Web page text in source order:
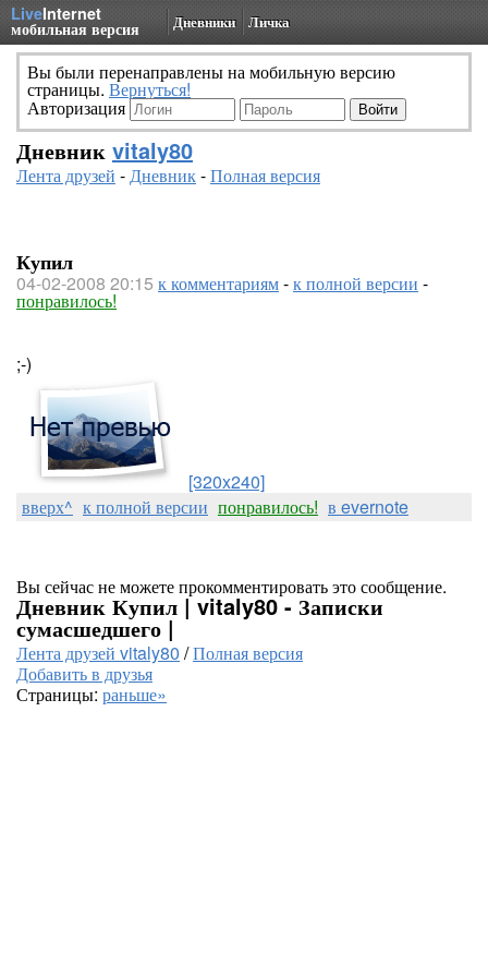
LiveInternet
мобильная версия Дневники Личка
Вы были перенаправлены на мобильную версию
страницы. Вернуться!
Авторизация
Дневник vitaly80
Лента друзей -Дневник-Полная версия
Купил
04-02-2008 20:15 к комментариям-к полной версии -
понравилось!
;-)
[320x240]
вверх^ к полной версии понравилось! в evernote
Вы сейчас не можете прокомментировать это сообщение.
Дневник Купил | vitaly80 - Записки
сумасшедшего |
Лента друзей vitaly80 /Полная версия
Добавить в друзья
Страницы: раньше»